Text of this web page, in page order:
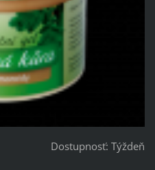
Dostupnosť: Týždeň